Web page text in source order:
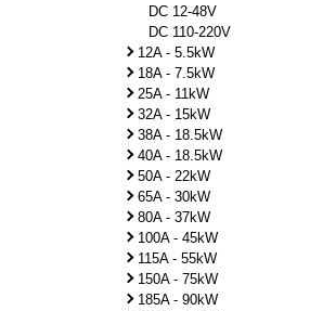
DC 12-48V
DC 110-220V
12A - 5.5kW
18A - 7.5kW
25A - 11kW
32A - 15kW
38A - 18.5kW
40A - 18.5kW
50A - 22kW
65A - 30kW
80A - 37kW
100A - 45kW
115A - 55kW
150A - 75kW
185A - 90kW